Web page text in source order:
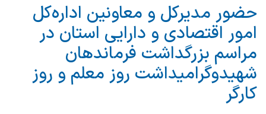
حضور مدیرکل و معاونین اداره‌کل
امور اقتصادی و دارایی استان در
مراسم بزرگداشت فرماندهان
شهیدوگرامیداشت روز معلم و روز
کارگر